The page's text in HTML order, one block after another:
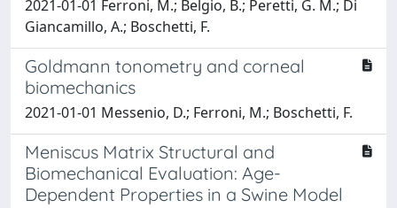
2021-01-01 Ferroni, M.; Belgio, B.; Peretti, G. M.; Di
Giancamillo, A.; Boschetti, F.
Goldmann tonometry and corneal
biomechanics
2021-01-01 Messenio, D.; Ferroni, M.; Boschetti, F.
Meniscus Matrix Structural and
Biomechanical Evaluation: Age-
Dependent Properties in a Swine Model